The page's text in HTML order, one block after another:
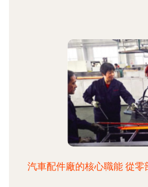
汽車配件廠的核心職能 從